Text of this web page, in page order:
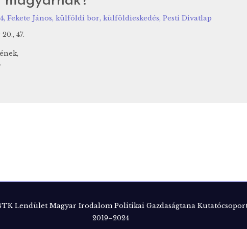
, Fekete János, külföldi bor, külföldieskedés, Pesti Divatlap
47.
Lendület Magyar Irodalom Politikai Gazdaságtana
2019–2024